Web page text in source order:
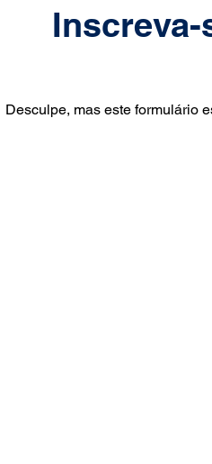
Inscreva-
Desculpe, mas este formulário